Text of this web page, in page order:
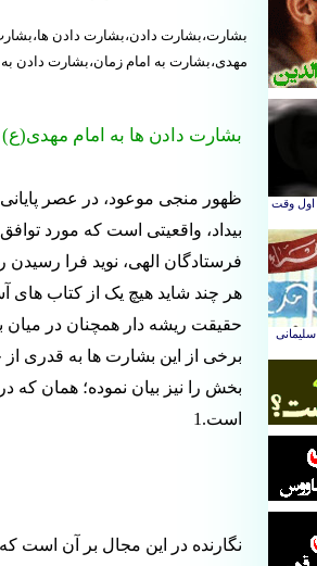
بشارت دادن ها به امام مهدی(ع)
ظهور منجی موعود، در عصر
بیداد، واقعیتی است که مورد
فرستادگان الهی، نوید فرا رسیدن
هر چند شاید هیچ یک از کتاب های
حقیقت ریشه دار همچنان در
برخی از این بشارت ها به قدری
بخش را نیز بیان نموده؛ همان که
است.1
نگارنده در این مجال بر آن است
بشارت،بشارت دادن،بشارت دادن
مهدی،بشارت به امام زمان،بشارت دادن